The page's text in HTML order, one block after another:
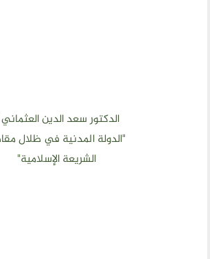
الدكتور سعد الدين
"الدولة المدنية في ظلال
الشريعة الإسلامية"